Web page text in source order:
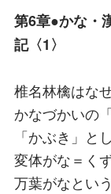
第6章●かな・
記〈1〉
椎名林檎はな
かなづかいの
「かぶき」と
変体がな＝く
万葉がなとい